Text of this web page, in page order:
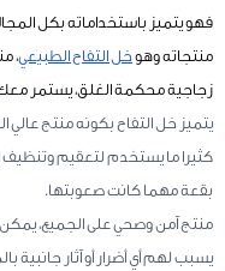
فهو يتميز باستخداماته بكل
منتجاته وهوخل التفاح الطبيعي،
زجاجية محكمة الغلق، يستمر معك
يتميز خل التفاح بكونه منتج عالي
كثيرا ما يستخدم لتعقيم وتنظيف
بقعة مهما كانت صعوبتها.
منتج آمن وصحي على الجميع، يمكن
يسبب لهم أي أضرار أو آثار جانبية